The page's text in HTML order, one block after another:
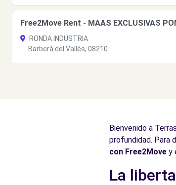
Free2Move Rent - MAAS EXCLUSIVAS
RONDA INDUSTRIA
Barberá del Vallès, 08210
Bienvenido a
profundidad. Para
con Free2Move y
La